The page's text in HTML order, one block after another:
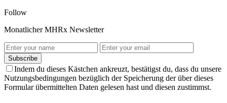
Follow
Monatlicher MHRx Newsletter
Subscribe
Indem du dieses Kästchen ankreuzt, bestätigst du, dass du unsere
Nutzungsbedingungen bezüglich der Speicherung der über dieses
Formular übermittelten Daten gelesen hast und diesen zustimmst.